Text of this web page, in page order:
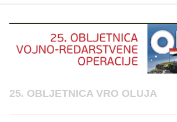
25. OBLJETNICA VRO OLUJA